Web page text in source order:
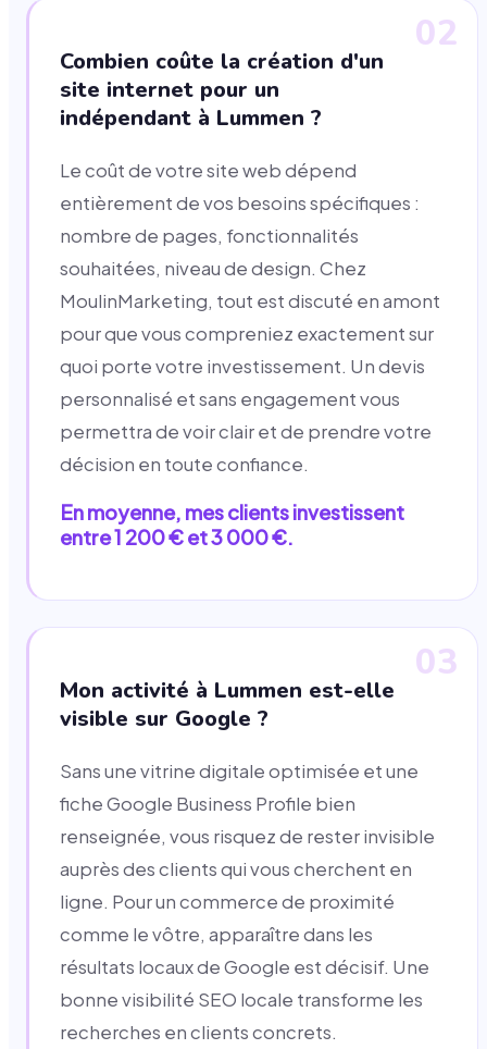
02
Combien coûte la création d'un
site internet pour un
indépendant à Lummen ?
Le coût de votre site web dépend
entièrement de vos besoins spécifiques :
nombre de pages, fonctionnalités
souhaitées, niveau de design. Chez
MoulinMarketing, tout est discuté en amont
pour que vous compreniez exactement sur
quoi porte votre investissement. Un devis
personnalisé et sans engagement vous
permettra de voir clair et de prendre votre
décision en toute confiance.
En moyenne, mes clients investissent
entre 1 200 € et 3 000 €.
03
Mon activité à Lummen est-elle
visible sur Google ?
Sans une vitrine digitale optimisée et une
fiche Google Business Profile bien
renseignée, vous risquez de rester invisible
auprès des clients qui vous cherchent en
ligne. Pour un commerce de proximité
comme le vôtre, apparaître dans les
résultats locaux de Google est décisif. Une
bonne visibilité SEO locale transforme les
recherches en clients concrets.